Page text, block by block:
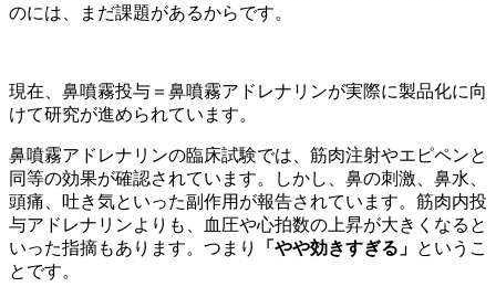
のには、まだ課題があるからです。
現在、鼻噴霧投与＝鼻噴霧アドレナリンが実際に製品化に向
けて研究が進められています。
鼻噴霧アドレナリンの臨床試験では、筋肉注射やエピペンと
同等の効果が確認されています。しかし、鼻の刺激、鼻水、
頭痛、吐き気といった副作用が報告されています。筋肉内投
与アドレナリンよりも、血圧や心拍数の上昇が大きくなると
いった指摘もあります。つまり
「やや効きすぎる」 というこ
とです。